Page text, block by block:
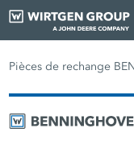
Pièces de rechange